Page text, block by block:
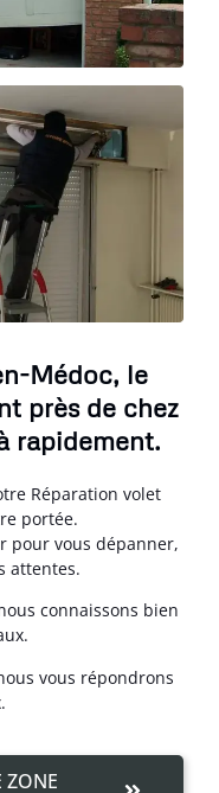
Médoc, le
près de chez
rapidement.
Réparation volet
portée.
pour vous dépanner,
attentes.
connaissons bien
vous répondrons
ZONE